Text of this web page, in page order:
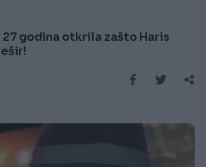
godina otkrila zašto Haris